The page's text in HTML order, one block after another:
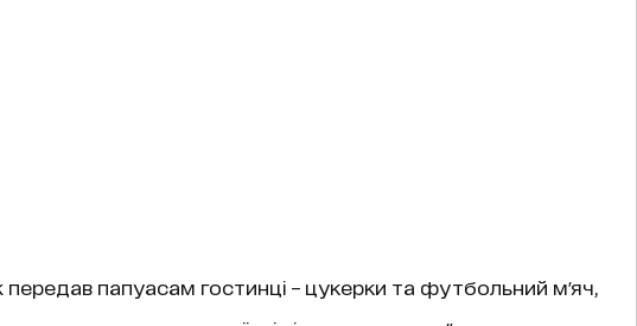
передав папуасам гостинці – цукерки та футбольний м'яч,